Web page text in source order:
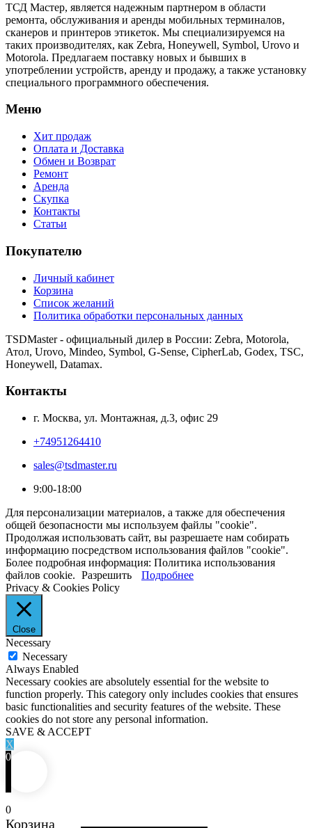
ТСД Мастер, является надежным партнером в области
ремонта, обслуживания и аренды мобильных терминалов,
сканеров и принтеров этикеток. Мы специализируемся на
таких производителях, как Zebra, Honeywell, Symbol, Urovo и
Motorola. Предлагаем поставку новых и бывших в
употреблении устройств, аренду и продажу, а также установку
специального программного обеспечения.
Меню
Хит продаж
Оплата и Доставка
Обмен и Возврат
Ремонт
Аренда
Скупка
Контакты
Статьи
Покупателю
Личный кабинет
Корзина
Список желаний
Политика обработки персональных данных
TSDMaster - официальный дилер в России: Zebra, Motorola,
Атол, Urovo, Mindeo, Symbol, G-Sense, CipherLab, Godex, TSC,
Honeywell, Datamax.
Контакты
г. Москва, ул. Монтажная, д.3, офис 29
+74951264410
sales@tsdmaster.ru
9:00-18:00
Для персонализации материалов, а также для обеспечения
общей безопасности мы используем файлы "cookie".
Продолжая использовать сайт, вы разрешаете нам собирать
информацию посредством использования файлов "cookie".
Более подробная информация: Политика использования
файлов cookie. Разрешить
Подробнее
Privacy & Cookies Policy
Close
Necessary
Necessary
Always Enabled
Necessary cookies are absolutely essential for the website to
function properly. This category only includes cookies that ensures
basic functionalities and security features of the website. These
cookies do not store any personal information.
SAVE & ACCEPT
X
0
0
Корзина